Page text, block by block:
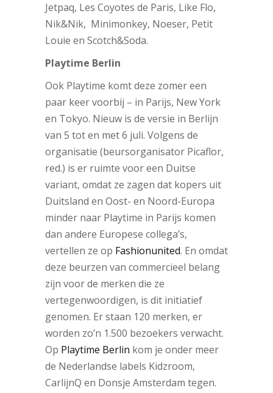
Jetpaq, Les Coyotes de Paris, Like Flo,
Nik&Nik, Minimonkey, Noeser, Petit
Louie en Scotch&Soda.
Playtime Berlin
Ook Playtime komt deze zomer een
paar keer voorbij – in Parijs, New York
en Tokyo. Nieuw is de versie in Berlijn
van 5 tot en met 6 juli. Volgens de
organisatie (beursorganisator Picaflor,
red.) is er ruimte voor een Duitse
variant, omdat ze zagen dat kopers uit
Duitsland en Oost- en Noord-Europa
minder naar Playtime in Parijs komen
dan andere Europese collega’s,
vertellen ze op Fashionunited. En omdat
deze beurzen van commercieel belang
zijn voor de merken die ze
vertegenwoordigen, is dit initiatief
genomen. Er staan 120 merken, er
worden zo’n 1.500 bezoekers verwacht.
Op Playtime Berlin kom je onder meer
de Nederlandse labels Kidzroom,
CarlijnQ en Donsje Amsterdam tegen.